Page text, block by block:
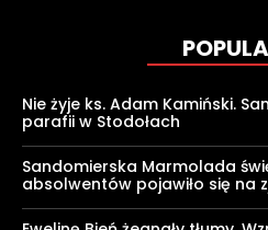
Nie żyje ks. Adam Kamiński.
parafii w Stodołach
Sandomierska Marmolada
absolwentów pojawiło się na